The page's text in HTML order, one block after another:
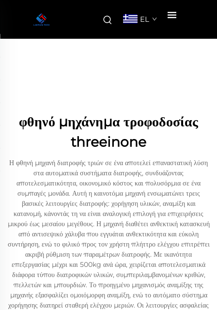
EL
φθηνό μηχάνημα τροφοδοσίας
threeinone
Η φθηνή μηχανή διατροφής τριών σε ένα αποτελεί επαναστατική λύση
στα αυτοματικά συστήματα διατροφής, συνδυάζοντας
αποτελεσματικότητα, οικονομικό κόστος και πολυσόρμια σε ένα
συμπαγές μονάδα. Αυτή η καινοτόμα μηχανή ενσωματώνει τρεις
βασικές λειτουργίες διατροφής: χορήγηση υλικών, αναμίξη και
κατανομή, κάνοντάς τη να είναι αναλογική επιλογή για επιχειρήσεις
μικρού έως μεσαίου μεγέθους. Η μηχανή διαθέτει ανθεκτική κατασκευή
από αντισεψικό χάλυβα που εγγυάται ανθεκτικότητα και εύκολη
συντήρηση, ενώ το φιλικό προς τον χρήστη πλήττρο ελέγχου επιτρέπει
ακριβή ρύθμιση των παραμέτρων διατροφής. Με ικανότητα
επεξεργασίας μέχρι και 500kg ανά ώρα, χειρίζεται αποτελεσματικά
διάφορα τύπου διατροφικών υλικών, συμπεριλαμβανομένων κριθών,
πελλετών και μπουρδιών. Το προηγμένο μηχανισμός αναμίξης της
μηχανής εξασφαλίζει ομοιόμορφη αναμίξη, ενώ το αυτόματο σύστημα
χορήγησης διατηρεί σταθερή ελέγχου μεριών. Οι λειτουργίες ασφαλείας